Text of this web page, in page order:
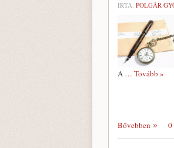
ÍRTA: POLGÁR
A … Tovább »
Bővebben 0